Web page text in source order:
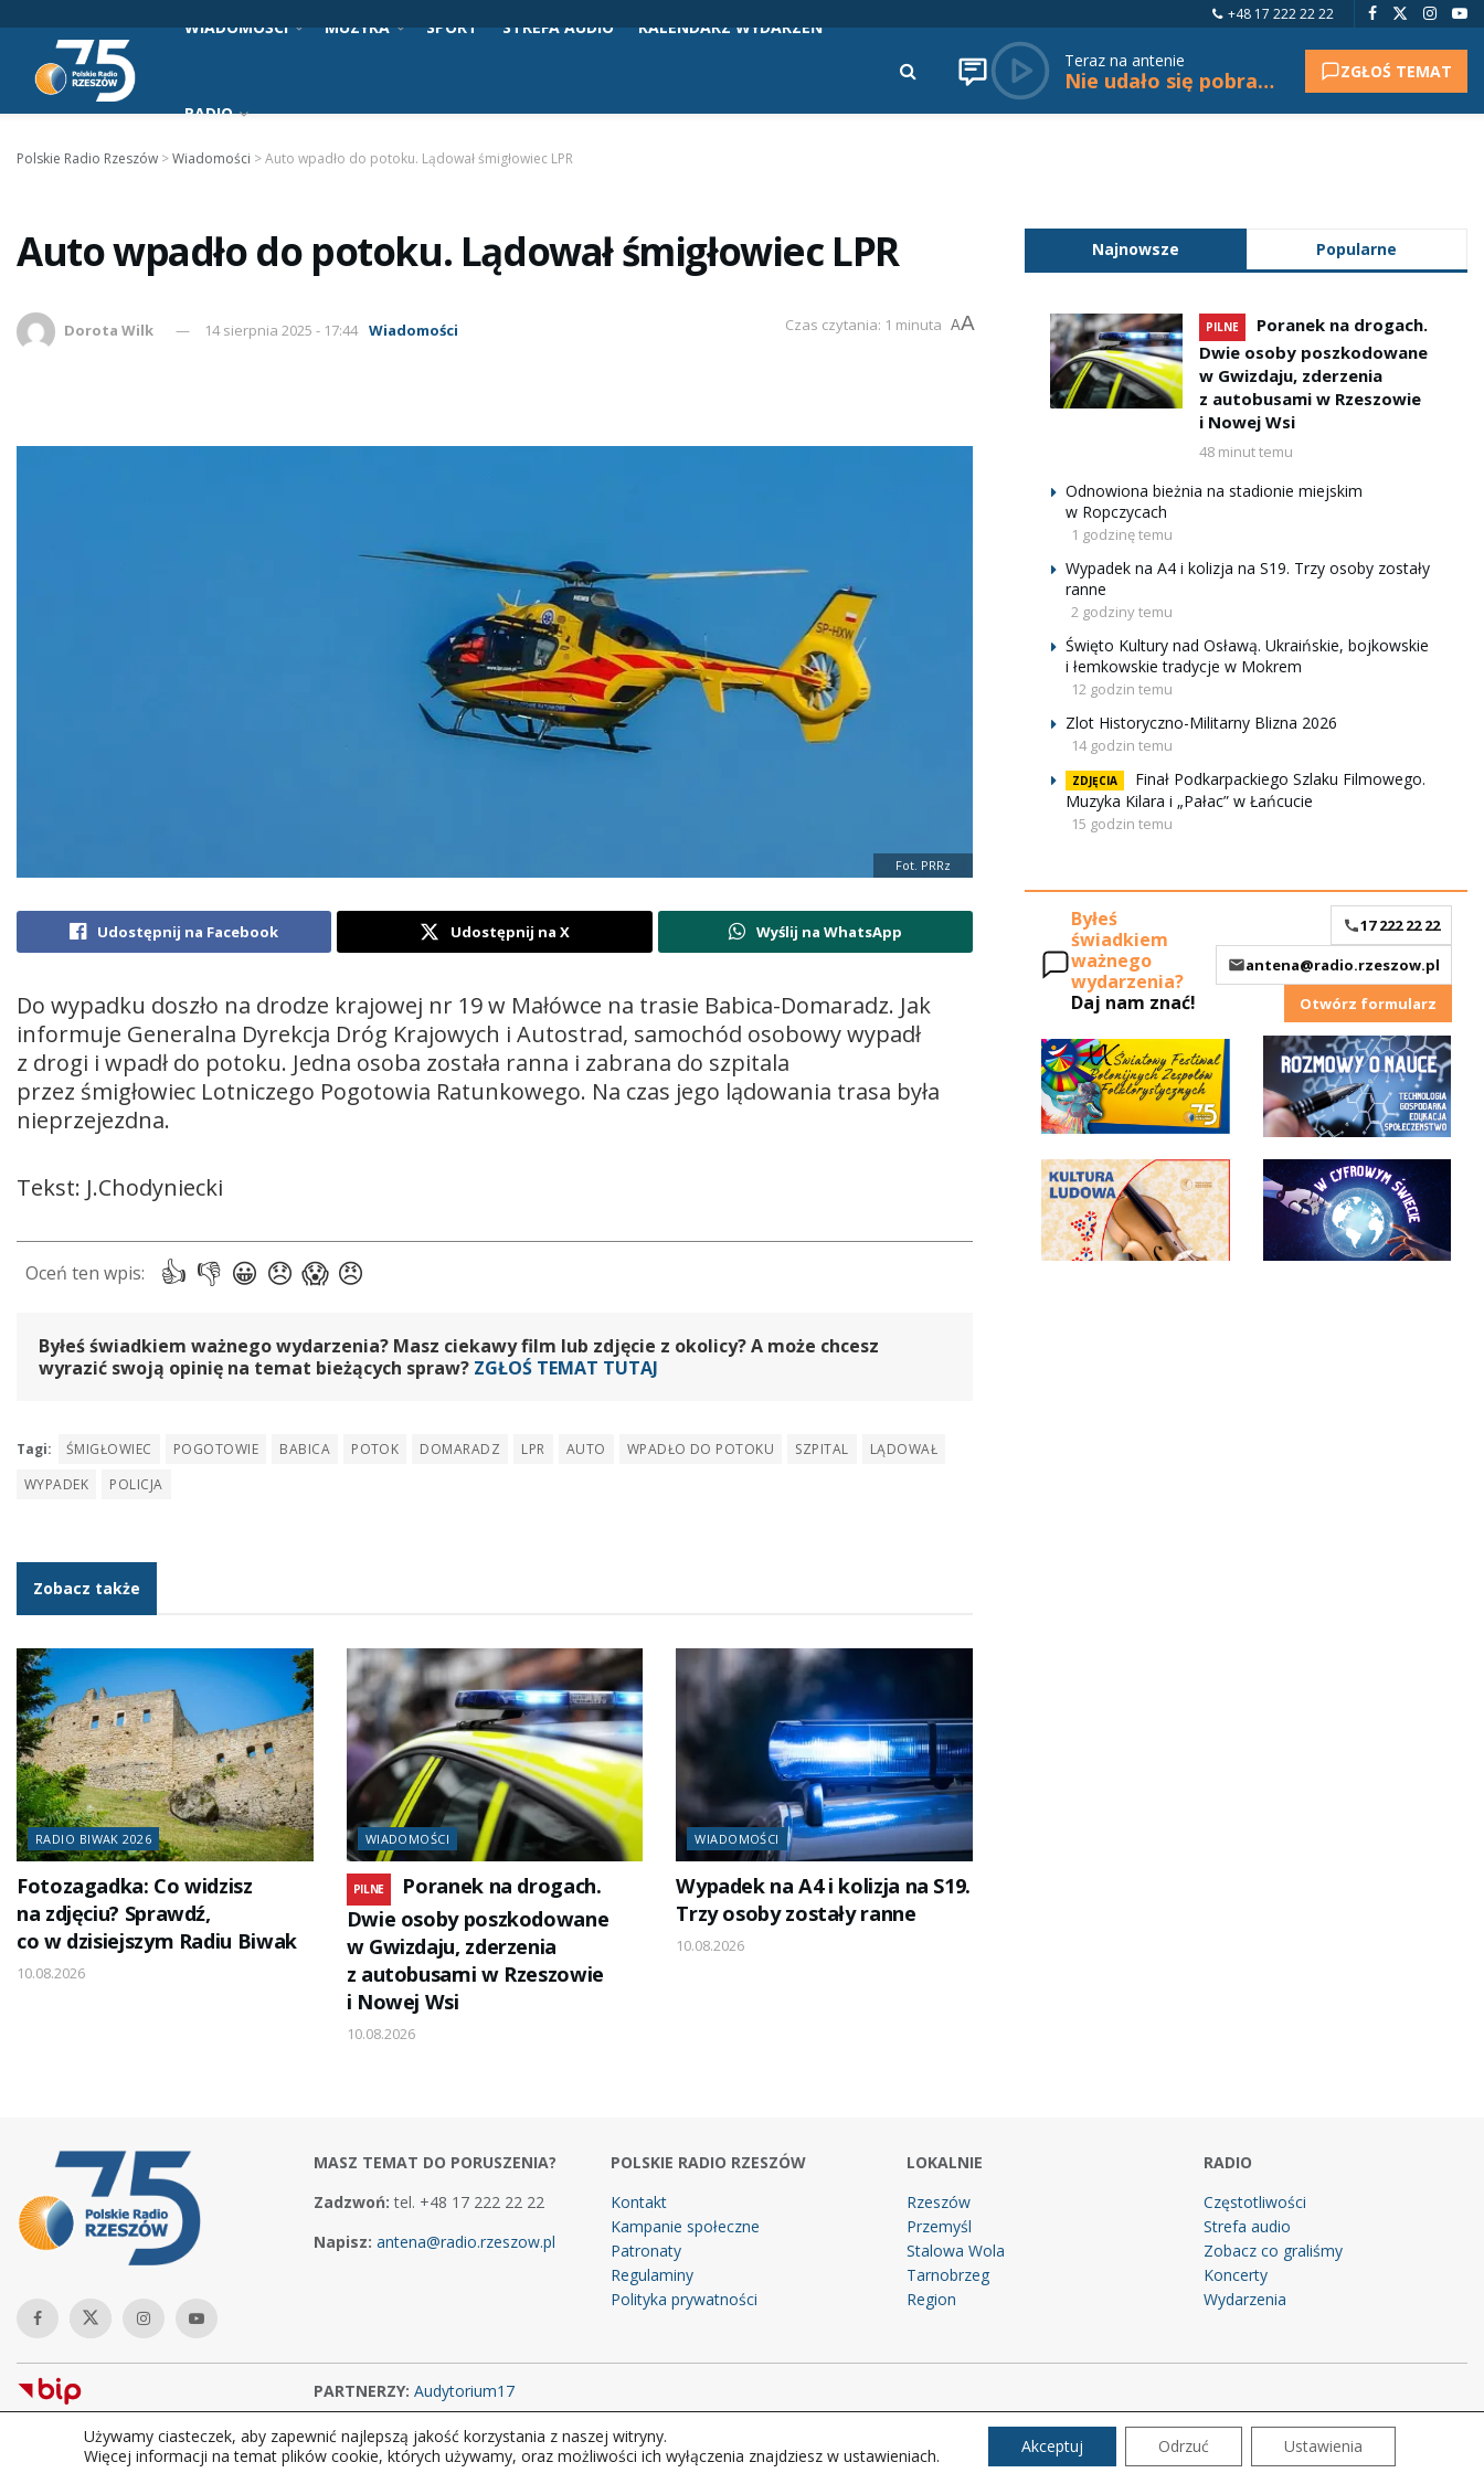
+48 17 222 22 22
WIADOMOŚCI MUZYKA SPORT STREFA AUDIO KALENDARZ WYDARZEŃ
RADIO
Teraz na antenie
Nie udało się pobrać tytułu. ZGŁOŚ TEMAT
Polskie Radio Rzeszów >Wiadomości >Auto wpadło do potoku. Lądował śmigłowiec LPR
Auto wpadło do potoku. Lądował śmigłowiec LPR
Dorota Wilk 14 sierpnia 2025 - 17:44 Wiadomości Czas czytania: 1 minuta AA
Fot. PRRz
Udostępnij na Facebook Udostępnij na X Wyślij na WhatsApp
Do wypadku doszło na drodze krajowej nr 19 w Małówce na trasie Babica-Domaradz. Jak
informuje Generalna Dyrekcja Dróg Krajowych i Autostrad, samochód osobowy wypadł
z drogi i wpadł do potoku. Jedna osoba została ranna i zabrana do szpitala
przez śmigłowiec Lotniczego Pogotowia Ratunkowego. Na czas jego lądowania trasa była
nieprzejezdna.
Tekst: J.Chodyniecki
Byłeś świadkiem ważnego wydarzenia? Masz ciekawy film lub zdjęcie z okolicy? A może chcesz
wyrazić swoją opinię na temat bieżących spraw? ZGŁOŚ TEMAT TUTAJ
Tagi: ŚMIGŁOWIEC POGOTOWIE BABICA POTOK DOMARADZ LPR AUTO WPADŁO DO POTOKU SZPITAL
LĄDOWAŁ
WYPADEK
POLICJA
Zobacz także
RADIO BIWAK 2026
Fotozagadka: Co widzisz
na zdjęciu? Sprawdź,
co w dzisiejszym Radiu Biwak
10.08.2026
WIADOMOŚCI
PILNE
Poranek na drogach.
Dwie osoby poszkodowane
w Gwizdaju, zderzenia
z autobusami w Rzeszowie
i Nowej Wsi
10.08.2026
WIADOMOŚCI
Wypadek na A4 i kolizja na S19.
Trzy osoby zostały ranne
10.08.2026
Najnowsze Popularne
PILNE
Poranek na drogach.
Dwie osoby poszkodowane
w Gwizdaju, zderzenia
z autobusami w Rzeszowie
i Nowej Wsi
48 minut temu
Odnowiona bieżnia na stadionie miejskim
w Ropczycach
1 godzinę temu
Wypadek na A4 i kolizja na S19. Trzy osoby zostały
ranne
2 godziny temu
Święto Kultury nad Osławą. Ukraińskie, bojkowskie
i łemkowskie tradycje w Mokrem
12 godzin temu
Zlot Historyczno-Militarny Blizna 2026
14 godzin temu
ZDJĘCIA
Finał Podkarpackiego Szlaku Filmowego.
Muzyka Kilara i „Pałac” w Łańcucie
15 godzin temu
Byłeś
świadkiem
ważnego
wydarzenia?
Daj nam znać!
17 222 22 22
antena@radio.rzeszow.pl
Otwórz formularz
MASZ TEMAT DO PORUSZENIA?
Zadzwoń: tel. +48 17 222 22 22
Napisz: antena@radio.rzeszow.pl
POLSKIE RADIO RZESZÓW
Kontakt
Kampanie społeczne
Patronaty
Regulaminy
Polityka prywatności
LOKALNIE
Rzeszów
Przemyśl
Stalowa Wola
Tarnobrzeg
Region
RADIO
Częstotliwości
Strefa audio
Zobacz co graliśmy
Koncerty
Wydarzenia
PARTNERZY: Audytorium17
Copyright © 2026Polskie Radio Rzeszów S.A. w likwidacj. Wszelkie prawa zastrzeżone.
Używamy ciasteczek, aby zapewnić najlepszą jakość korzystania z naszej witryny.
Więcej informacji na temat plików cookie, których używamy, oraz możliwości ich wyłączenia znajdziesz w ustawieniach.
Akceptuj Odrzuć Ustawienia